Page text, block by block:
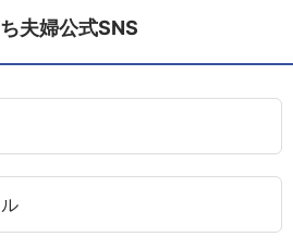
夫婦公式SNS